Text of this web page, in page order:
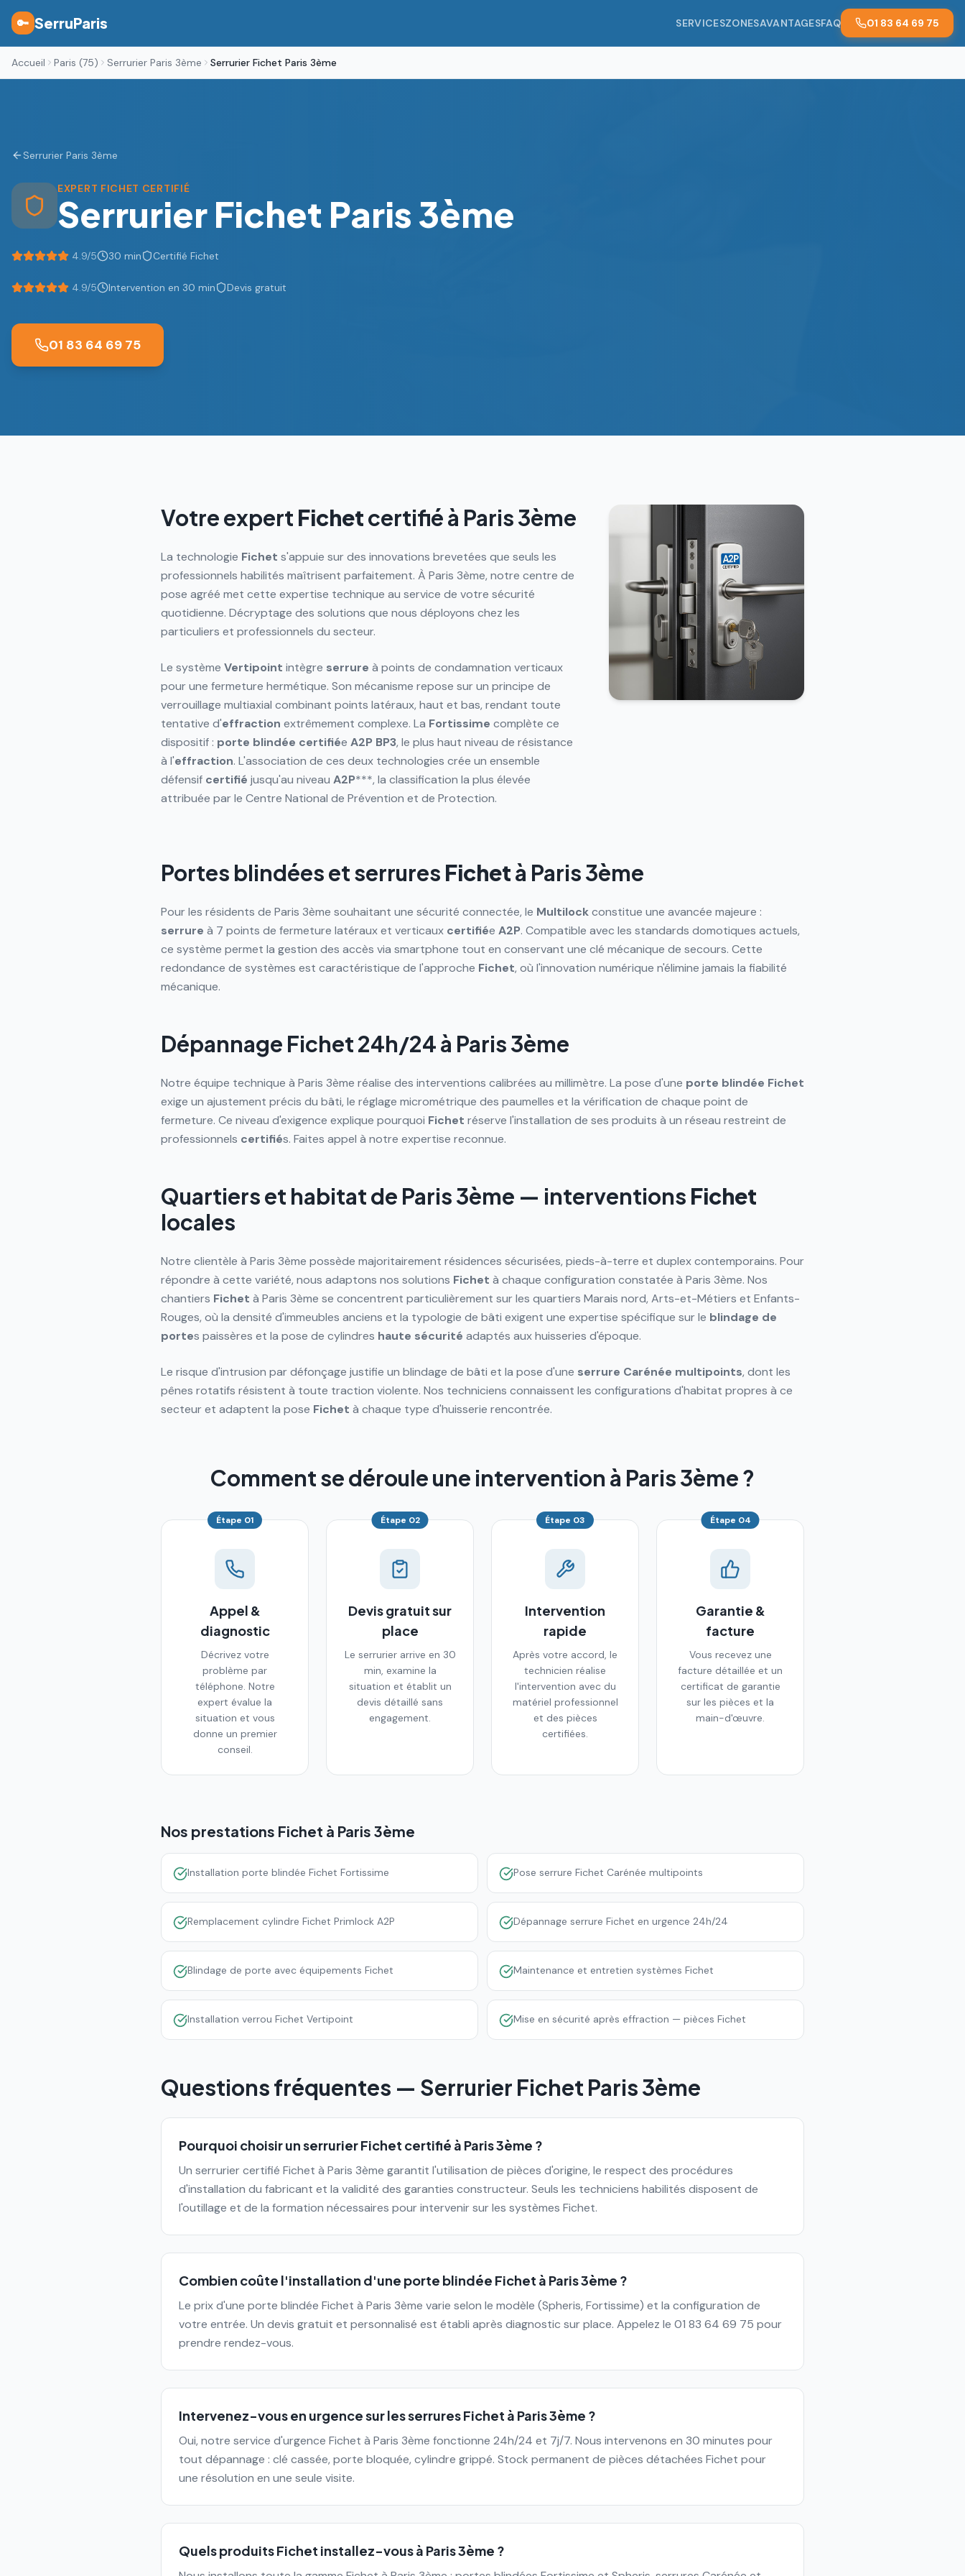
🔑 SerruParis SERVICESZONESAVANTAGESFAQ 01 83 64 69 75
Accueil Paris (75) Serrurier Paris 3ème Serrurier Fichet Paris 3ème
Serrurier Paris 3ème
EXPERT FICHET CERTIFIÉ
Serrurier Fichet Paris 3ème
4.9/5 30 min Certifié Fichet
4.9/5 Intervention en 30 min Devis gratuit
01 83 64 69 75
Votre expert Fichetcertifié à Paris 3ème
La technologie Fichet s'appuie sur des innovations brevetées que seuls les
professionnels habilités maîtrisent parfaitement. À Paris 3ème, notre centre de
pose agréé met cette expertise technique au service de votre sécurité
quotidienne. Décryptage des solutions que nous déployons chez les
particuliers et professionnels du secteur.
Le système Vertipoint intègre serrure à points de condamnation verticaux
pour une fermeture hermétique. Son mécanisme repose sur un principe de
verrouillage multiaxial combinant points latéraux, haut et bas, rendant toute
tentative d'effraction extrêmement complexe. La Fortissime complète ce
dispositif : porte blindée certifiée A2P BP3, le plus haut niveau de résistance
à l'effraction. L'association de ces deux technologies crée un ensemble
défensif certifié jusqu'au niveau A2P***, la classification la plus élevée
attribuée par le Centre National de Prévention et de Protection.
Portes blindées et serrures Fichetà Paris 3ème
Pour les résidents de Paris 3ème souhaitant une sécurité connectée, le Multilockconstitue une avancée majeure :
serrure à 7 points de fermeture latéraux et verticaux certifiée A2P. Compatible avec les standards domotiques actuels,
ce système permet la gestion des accès via smartphone tout en conservant une clé mécanique de secours. Cette
redondance de systèmes est caractéristique de l'approche Fichet, où l'innovation numérique n'élimine jamais la fiabilité
mécanique.
Dépannage Fichet 24h/24 à Paris 3ème
Notre équipe technique à Paris 3ème réalise des interventions calibrées au millimètre. La pose d'une porte blindée Fichet
exige un ajustement précis du bâti, le réglage micrométrique des paumelles et la vérification de chaque point de
fermeture. Ce niveau d'exigence explique pourquoi Fichet réserve l'installation de ses produits à un réseau restreint de
professionnels certifiés. Faites appel à notre expertise reconnue.
Quartiers et habitat de Paris 3ème — interventions Fichet
locales
Notre clientèle à Paris 3ème possède majoritairement résidences sécurisées, pieds-à-terre et duplex contemporains. Pour
répondre à cette variété, nous adaptons nos solutions Fichet à chaque configuration constatée à Paris 3ème. Nos
chantiers Fichet à Paris 3ème se concentrent particulièrement sur les quartiers Marais nord, Arts-et-Métiers et Enfants-
Rouges, où la densité d'immeubles anciens et la typologie de bâti exigent une expertise spécifique sur le blindage de
portes paissères et la pose de cylindres haute sécurité adaptés aux huisseries d'époque.
Le risque d'intrusion par défonçage justifie un blindage de bâti et la pose d'une serrure Carénée multipoints, dont les
pênes rotatifs résistent à toute traction violente. Nos techniciens connaissent les configurations d'habitat propres à ce
secteur et adaptent la pose Fichet à chaque type d'huisserie rencontrée.
Comment se déroule une intervention à Paris 3ème ?
Étape 01
Appel &
diagnostic
Décrivez votre
problème par
téléphone. Notre
expert évalue la
situation et vous
donne un premier
conseil.
Étape 02
Devis gratuit sur
place
Le serrurier arrive en 30
min, examine la
situation et établit un
devis détaillé sans
engagement.
Étape 03
Intervention
rapide
Après votre accord, le
technicien réalise
l'intervention avec du
matériel professionnel
et des pièces
certifiées.
Étape 04
Garantie &
facture
Vous recevez une
facture détaillée et un
certificat de garantie
sur les pièces et la
main-d'œuvre.
Nos prestations Fichet à Paris 3ème
Installation porte blindée Fichet Fortissime Pose serrure Fichet Carénée multipoints
Remplacement cylindre Fichet Primlock A2P Dépannage serrure Fichet en urgence 24h/24
Blindage de porte avec équipements Fichet Maintenance et entretien systèmes Fichet
Installation verrou Fichet Vertipoint Mise en sécurité après effraction — pièces Fichet
Questions fréquentes — Serrurier Fichet Paris 3ème
Pourquoi choisir un serrurier Fichet certifié à Paris 3ème ?
Un serrurier certifié Fichet à Paris 3ème garantit l'utilisation de pièces d'origine, le respect des procédures
d'installation du fabricant et la validité des garanties constructeur. Seuls les techniciens habilités disposent de
l'outillage et de la formation nécessaires pour intervenir sur les systèmes Fichet.
Combien coûte l'installation d'une porte blindée Fichet à Paris 3ème ?
Le prix d'une porte blindée Fichet à Paris 3ème varie selon le modèle (Spheris, Fortissime) et la configuration de
votre entrée. Un devis gratuit et personnalisé est établi après diagnostic sur place. Appelez le 01 83 64 69 75 pour
prendre rendez-vous.
Intervenez-vous en urgence sur les serrures Fichet à Paris 3ème ?
Oui, notre service d'urgence Fichet à Paris 3ème fonctionne 24h/24 et 7j/7. Nous intervenons en 30 minutes pour
tout dépannage : clé cassée, porte bloquée, cylindre grippé. Stock permanent de pièces détachées Fichet pour
une résolution en une seule visite.
Quels produits Fichet installez-vous à Paris 3ème ?